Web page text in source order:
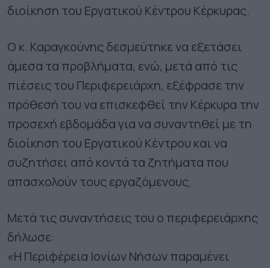
διοίκηση του Εργατικού Κέντρου Κέρκυρας.
Ο κ. Καραγκούνης δεσμεύτηκε να εξετάσει
άμεσα τα προβλήματα, ενώ, μετά από τις
πιέσεις του Περιφερειάρχη, εξέφρασε την
πρόθεσή του να επισκεφθεί την Κέρκυρα την
προσεχή εβδομάδα για να συναντηθεί με τη
διοίκηση του Εργατικού Κέντρου και να
συζητήσει από κοντά τα ζητήματα που
απασχολούν τους εργαζόμενους.
Μετά τις συναντήσεις του ο περιφερειάρχης
δήλωσε:
«Η Περιφέρεια Ιονίων Νήσων παραμένει